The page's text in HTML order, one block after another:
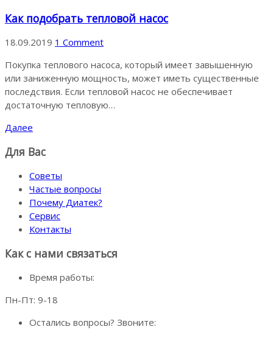
Как подобрать тепловой насос
18.09.2019 1 Comment
Покупка теплового насоса, который имеет завышенную
или заниженную мощность, может иметь существенные
последствия. Если тепловой насос не обеспечивает
достаточную тепловую…
Далее
Для Вас
Советы
Частые вопросы
Почему Диатек?
Сервис
Контакты
Как с нами связаться
Время работы:
Пн-Пт: 9-18
Остались вопросы? Звоните: